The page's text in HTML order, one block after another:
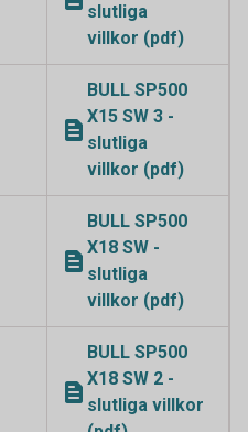
slutliga
villkor (pdf)
BULL SP500
X15 SW 3 -
slutliga
villkor (pdf)
BULL SP500
X18 SW -
slutliga
villkor (pdf)
BULL SP500
X18 SW 2 -
slutliga villkor